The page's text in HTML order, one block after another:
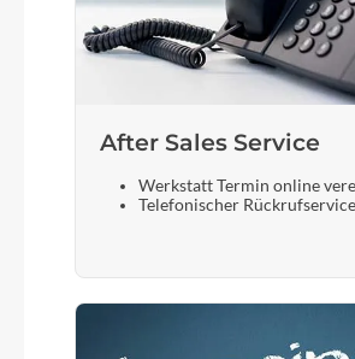
After Sales Service
Werkstatt Termin online
Telefonischer Rückrufservice